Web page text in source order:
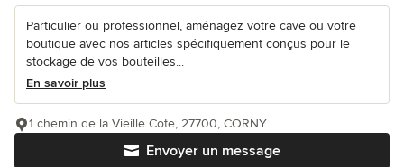
Particulier ou professionnel, aménagez votre cave ou votre
boutique avec nos articles spécifiquement conçus pour le
stockage de vos bouteilles...
En savoir plus
Envoyer un message
1 chemin de la Vieille Cote, 27700, CORNY